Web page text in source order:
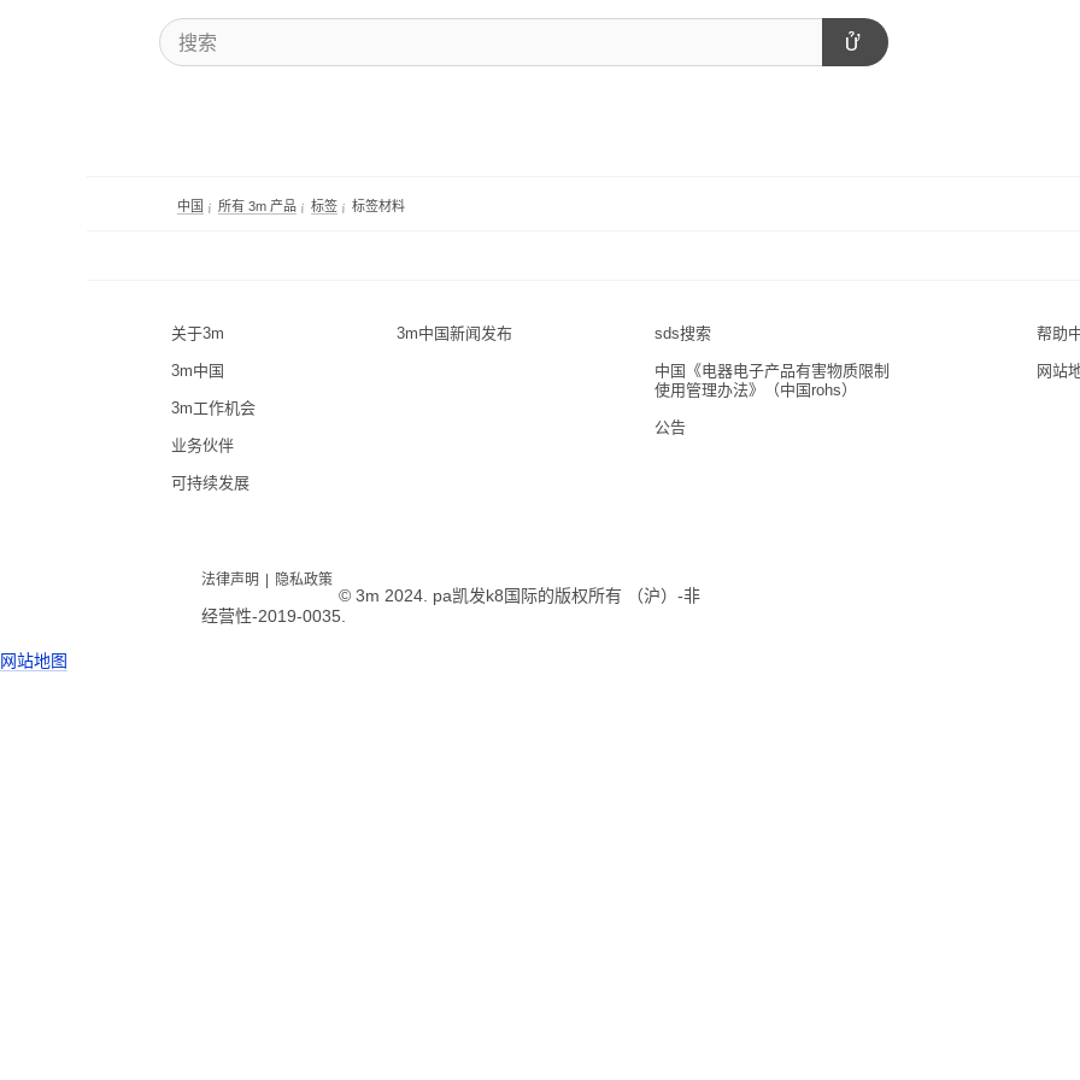
中国 所有 3m 产品 标签 标签材料
关于3m
3m中国
3m工作机会
业务伙伴
可持续发展
3m中国新闻发布 sds搜索
中国《电器电子产品有害物质限制
使用管理办法》（中国rohs）
公告
帮助
网站
法律声明 隐私政策
© 3m 2024. pa凯发k8国际的版权所有 （沪）-非
经营性-2019-0035.
网站地图